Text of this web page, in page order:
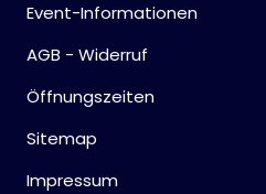
Event-Informationen
AGB - Widerruf
Öffnungszeiten
Sitemap
Impressum